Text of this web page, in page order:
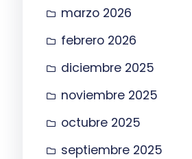
marzo 2026
febrero 2026
diciembre 2025
noviembre 2025
octubre 2025
septiembre 2025